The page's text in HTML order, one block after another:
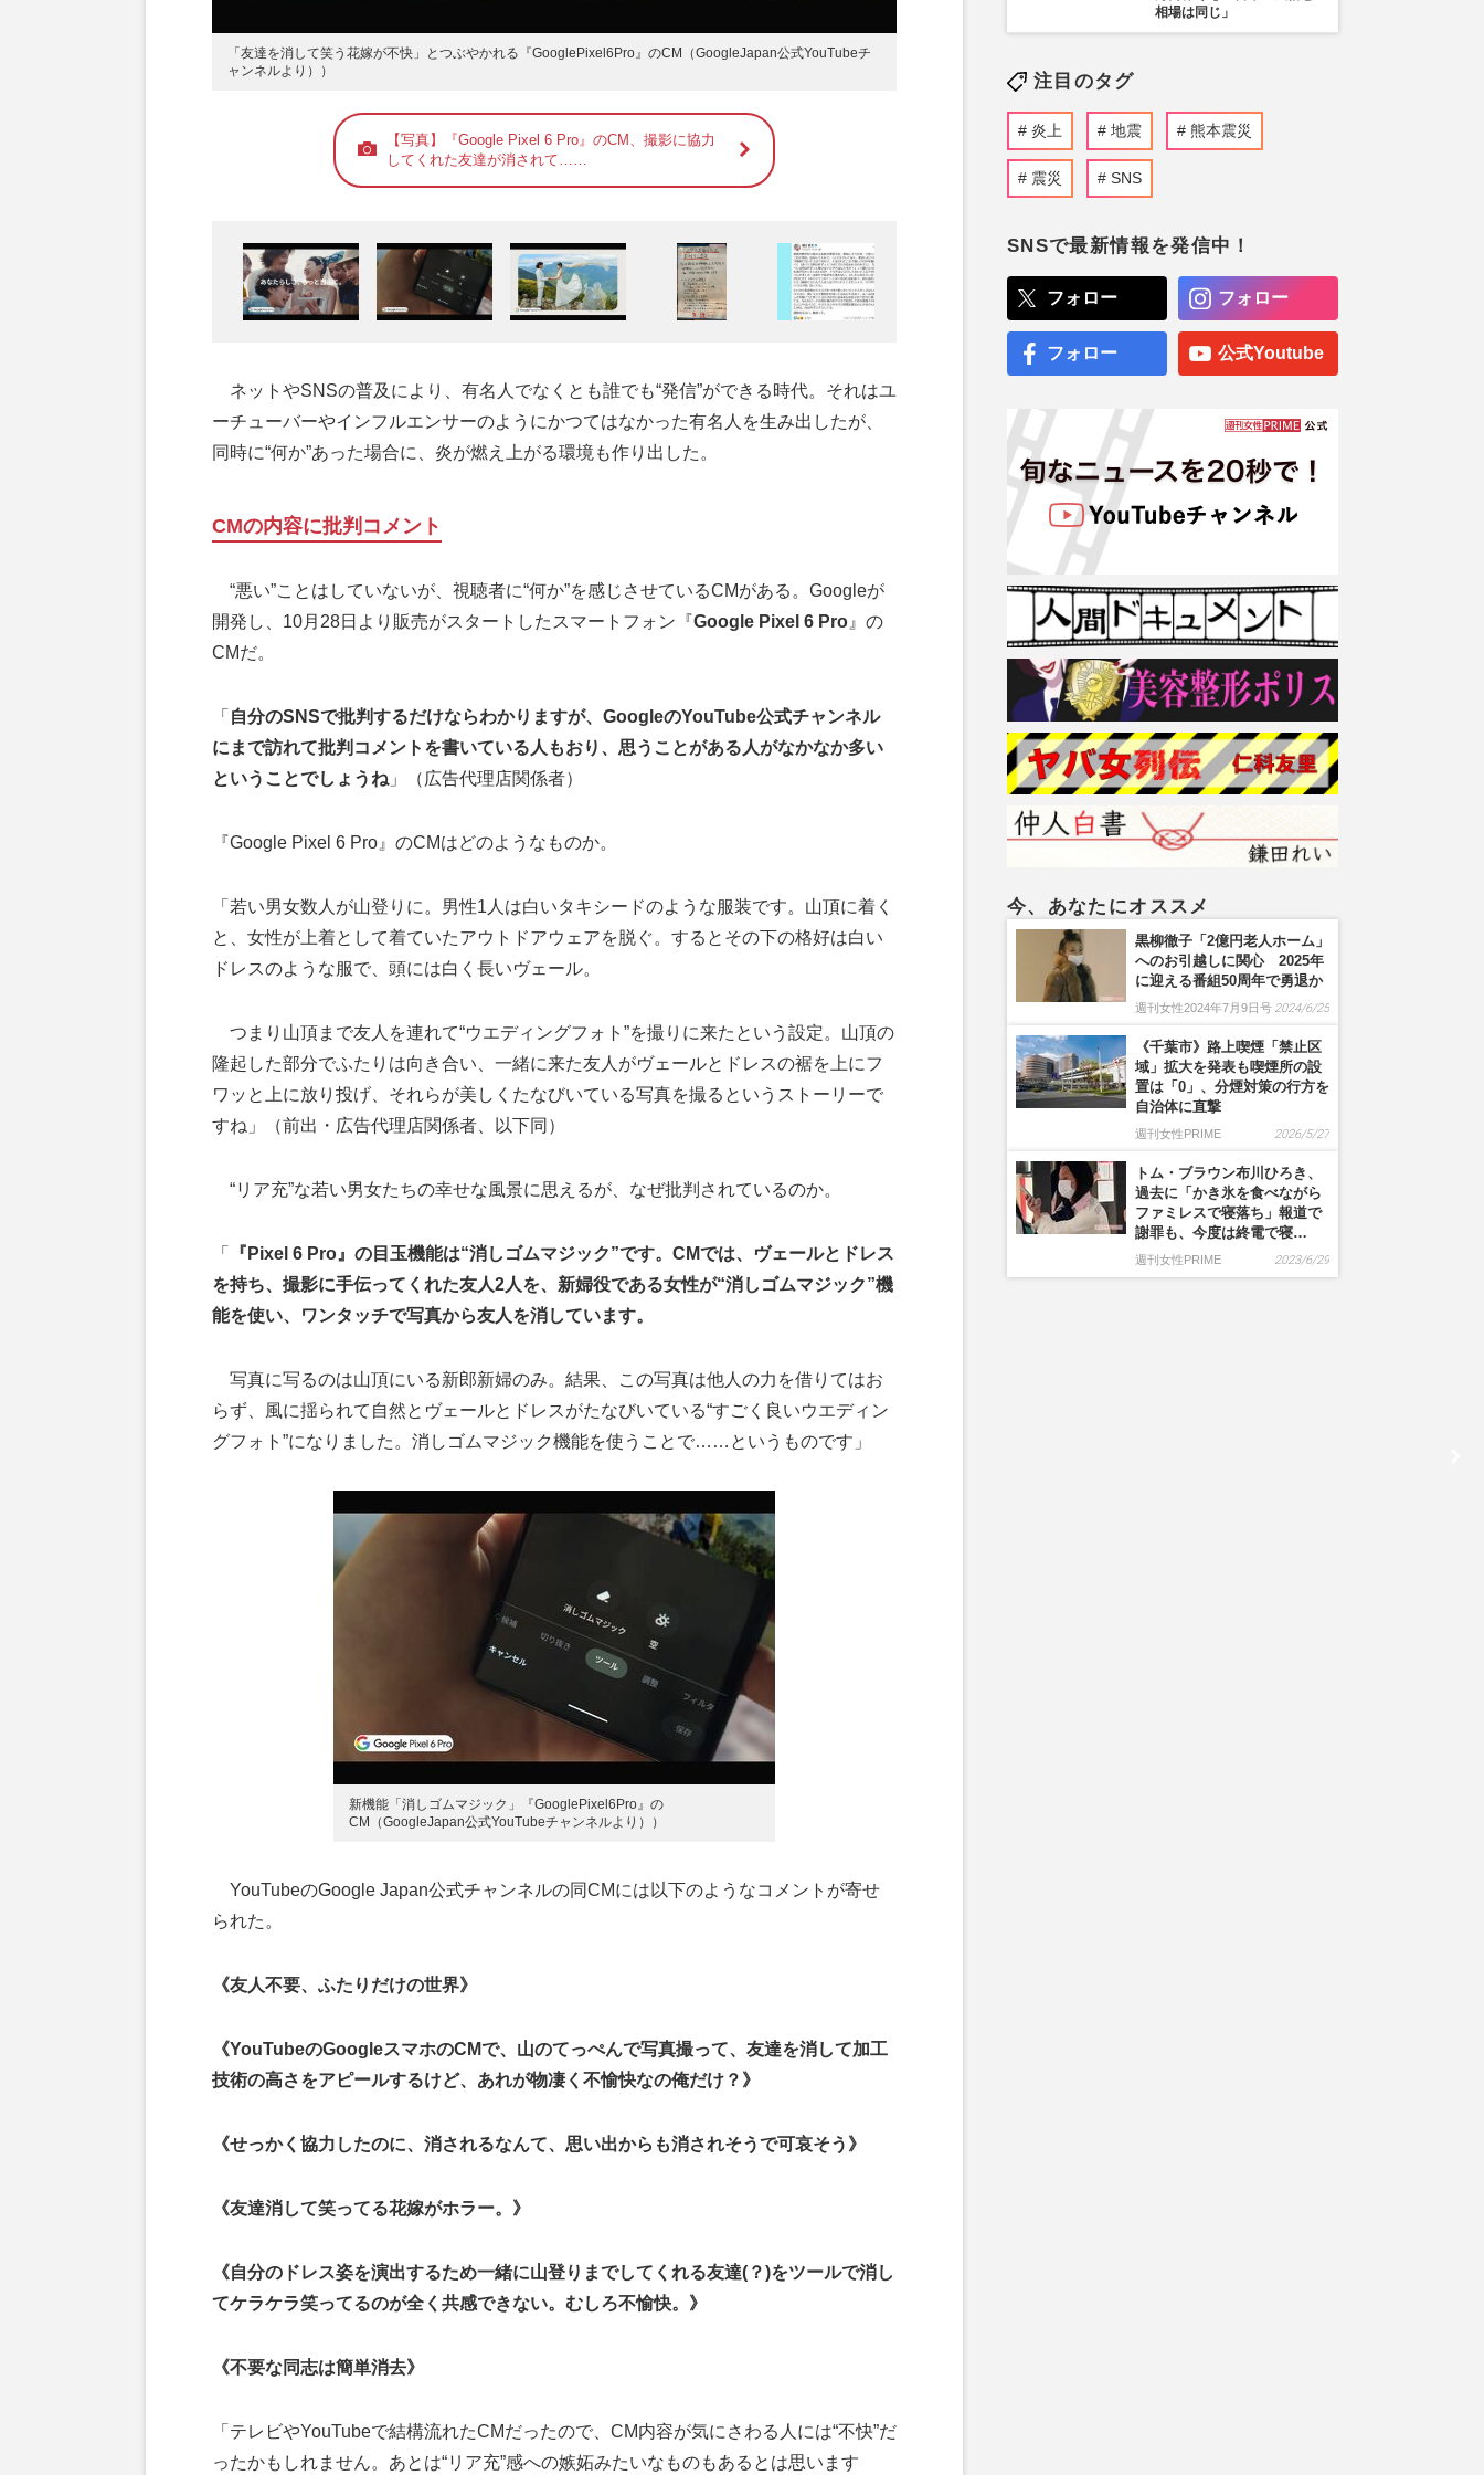
「友達を消して笑う花嫁が不快」とつぶやかれる『GooglePixel6Pro』のCM（GoogleJapan公式YouTubeチ
ャンネルより））
【写真】『Google Pixel 6 Pro』のCM、撮影に協力
してくれた友達が消されて……
ネットやSNSの普及により、有名人でなくとも誰でも“発信”ができる時代。それはユ
ーチューバーやインフルエンサーのようにかつてはなかった有名人を生み出したが、
同時に“何か”あった場合に、炎が燃え上がる環境も作り出した。
CMの内容に批判コメント
“悪い”ことはしていないが、視聴者に“何か”を感じさせているCMがある。Googleが
開発し、10月28日より販売がスタートしたスマートフォン『Google Pixel 6 Pro 』の
CMだ。
「 自分のSNSで批判するだけならわかりますが、GoogleのYouTube公式チャンネル
にまで訪れて批判コメントを書いている人もおり、思うことがある人がなかなか多い
ということでしょうね 」（広告代理店関係者）
『Google Pixel 6 Pro』のCMはどのようなものか。
「若い男女数人が山登りに。男性1人は白いタキシードのような服装です。山頂に着く
と、女性が上着として着ていたアウトドアウェアを脱ぐ。するとその下の格好は白い
ドレスのような服で、頭には白く長いヴェール。
つまり山頂まで友人を連れて“ウエディングフォト”を撮りに来たという設定。山頂の
隆起した部分でふたりは向き合い、一緒に来た友人がヴェールとドレスの裾を上にフ
ワッと上に放り投げ、それらが美しくたなびいている写真を撮るというストーリーで
すね」（前出・広告代理店関係者、以下同）
“リア充”な若い男女たちの幸せな風景に思えるが、なぜ批判されているのか。
「
『Pixel 6 Pro』の目玉機能は“消しゴムマジック”です。CMでは、ヴェールとドレス
を持ち、撮影に手伝ってくれた友人2人を、新婦役である女性が“消しゴムマジック”機
能を使い、ワンタッチで写真から友人を消しています。
写真に写るのは山頂にいる新郎新婦のみ。結果、この写真は他人の力を借りてはお
らず、風に揺られて自然とヴェールとドレスがたなびいている“すごく良いウエディン
グフォト”になりました。消しゴムマジック機能を使うことで……というものです」
新機能「消しゴムマジック」『GooglePixel6Pro』の
CM（GoogleJapan公式YouTubeチャンネルより））
YouTubeのGoogle Japan公式チャンネルの同CMには以下のようなコメントが寄せ
られた。
《友人不要、ふたりだけの世界》
《YouTubeのGoogleスマホのCMで、山のてっぺんで写真撮って、友達を消して加工
技術の高さをアピールするけど、あれが物凄く不愉快なの俺だけ？》
《せっかく協力したのに、消されるなんて、思い出からも消されそうで可哀そう》
《友達消して笑ってる花嫁がホラー。》
《自分のドレス姿を演出するため一緒に山登りまでしてくれる友達(？)をツールで消し
てケラケラ笑ってるのが全く共感できない。むしろ不愉快。》
《不要な同志は簡単消去》
「テレビやYouTubeで結構流れたCMだったので、CM内容が気にさわる人には“不快”だ
ったかもしれません。あとは“リア充”感への嫉妬みたいなものもあるとは思います
相場は同じ」
注目のタグ
炎上 地震 熊本震災
震災 SNS
SNSで最新情報を発信中！
フォロー フォロー
フォロー 公式Youtube
今、あなたにオススメ
黒柳徹子「2億円老人ホーム」
へのお引越しに関心 2025年
に迎える番組50周年で勇退か
週刊女性2024年7月9日号 2024/6/25
《千葉市》路上喫煙「禁止区
域」拡大を発表も喫煙所の設
置は「0」、分煙対策の行方を
自治体に直撃
週刊女性PRIME 2026/5/27
トム・ブラウン布川ひろき、
過去に「かき氷を食べながら
ファミレスで寝落ち」報道で
謝罪も、今度は終電で寝…
週刊女性PRIME 2023/6/29